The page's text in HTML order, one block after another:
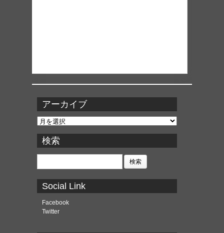
アーカイブ
ア
カ
イ
ブ
検索
検
Social Link
Facebook
Twitter